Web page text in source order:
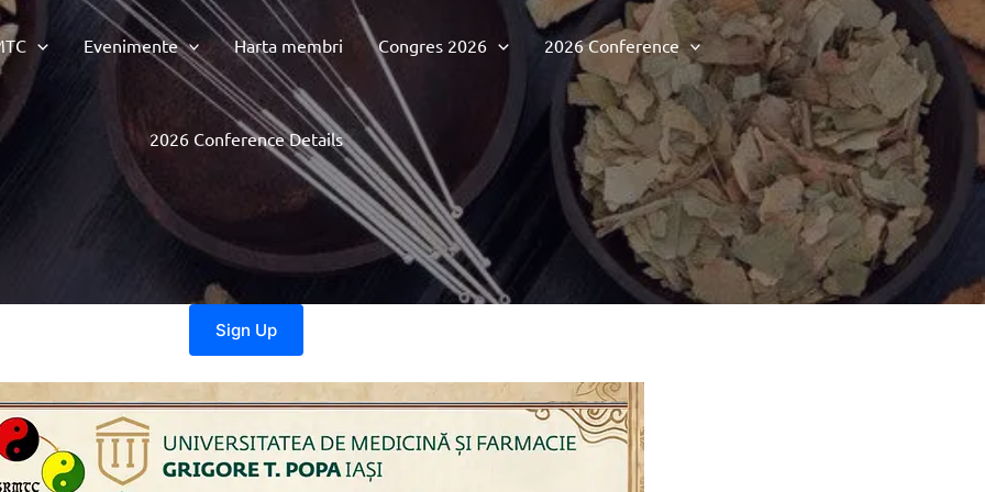
Evenimente Harta membri Congres 2026 2026 Conference
2026 Conference Details
Sign Up